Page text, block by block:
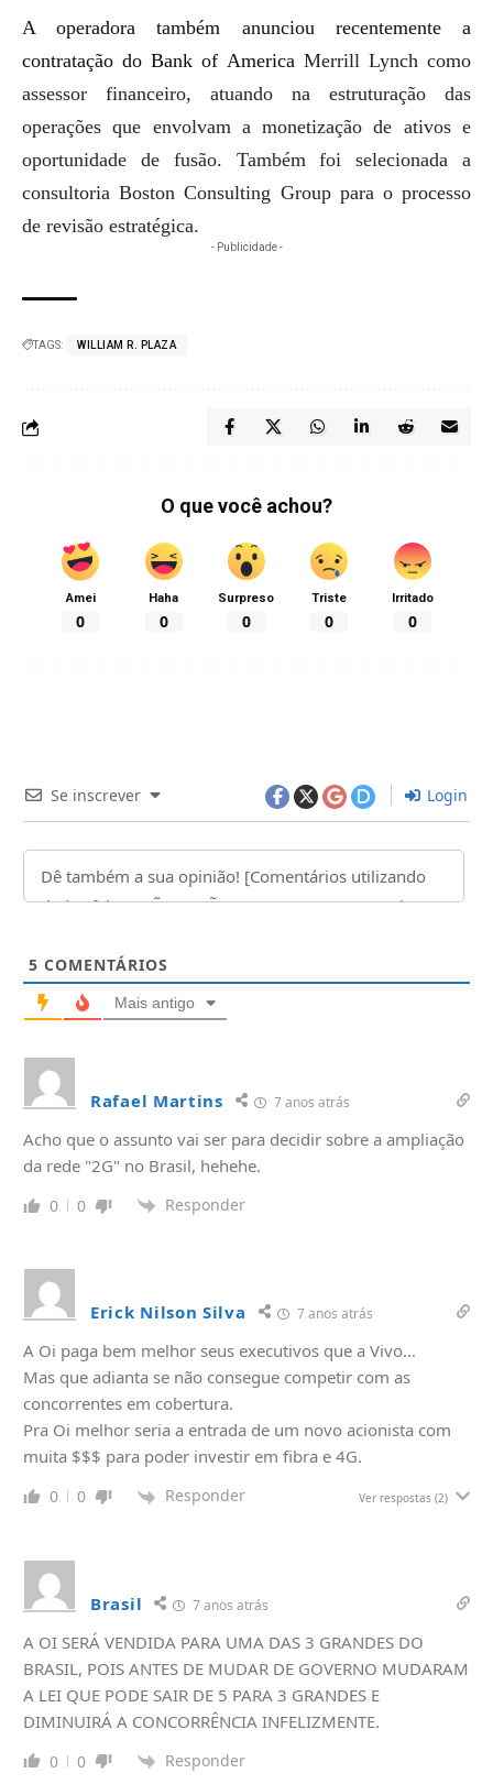
A operadora também anunciou recentemente a
contratação do Bank of America Merrill Lynch como
assessor financeiro, atuando na estruturação das
operações que envolvam a monetização de ativos e
oportunidade de fusão. Também foi selecionada a
consultoria Boston Consulting Group para o processo
de revisão estratégica.
- Publicidade -
TAGS: WILLIAM R. PLAZA
O que você achou?
Amei
0
Haha
0
Surpreso
0
Triste
0
Irritado
0
Se inscrever Login
5 COMENTÁRIOS
Mais antigo
Rafael Martins 7 anos atrás
Acho que o assunto vai ser para decidir sobre a ampliação
da rede "2G" no Brasil, hehehe.
0 0 Responder
Erick Nilson Silva 7 anos atrás
A Oi paga bem melhor seus executivos que a Vivo…
Mas que adianta se não consegue competir com as
concorrentes em cobertura.
Pra Oi melhor seria a entrada de um novo acionista com
muita $$$ para poder investir em fibra e 4G.
0 0 Responder Ver respostas (2)
Brasil 7 anos atrás
A OI SERÁ VENDIDA PARA UMA DAS 3 GRANDES DO
BRASIL, POIS ANTES DE MUDAR DE GOVERNO MUDARAM
A LEI QUE PODE SAIR DE 5 PARA 3 GRANDES E
DIMINUIRÁ A CONCORRÊNCIA INFELIZMENTE.
0 0 Responder